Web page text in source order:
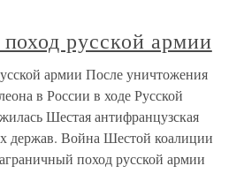
русской армии
армии После уничтожения
в России в ходе Русской
Шестая антифранцузская
держав. Война Шестой коалиции
поход русской армии